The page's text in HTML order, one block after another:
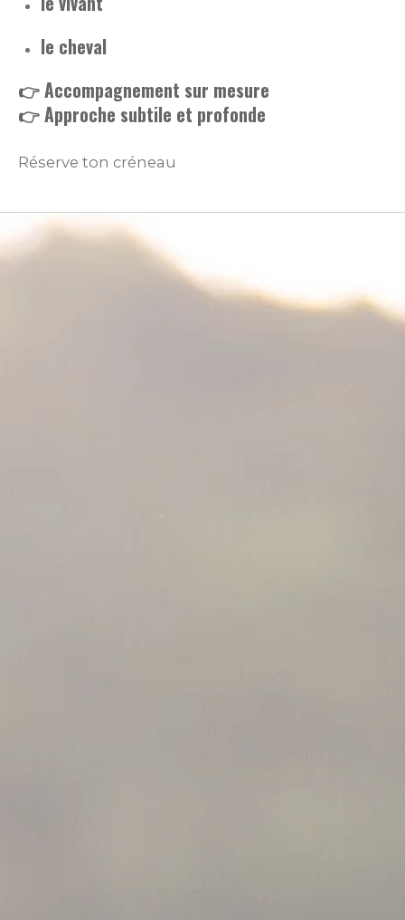
le cheval
👉 Accompagnement sur mesure
👉 Approche subtile et profonde
Réserve ton créneau